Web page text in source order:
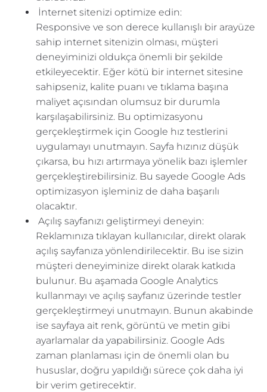
İnternet sitenizi optimize edin:
Responsive ve son derece kullanışlı bir arayüze
sahip internet sitenizin olması, müşteri
deneyiminizi oldukça önemli bir şekilde
etkileyecektir. Eğer kötü bir internet sitesine
sahipseniz, kalite puanı ve tıklama başına
maliyet açısından olumsuz bir durumla
karşılaşabilirsiniz. Bu optimizasyonu
gerçekleştirmek için Google hız testlerini
uygulamayı unutmayın. Sayfa hızınız düşük
çıkarsa, bu hızı artırmaya yönelik bazı işlemler
gerçekleştirebilirsiniz. Bu sayede Google Ads
optimizasyon işleminiz de daha başarılı
olacaktır.
Açılış sayfanızı geliştirmeyi deneyin:
Reklamınıza tıklayan kullanıcılar, direkt olarak
açılış sayfanıza yönlendirilecektir. Bu ise sizin
müşteri deneyiminize direkt olarak katkıda
bulunur. Bu aşamada Google Analytics
kullanmayı ve açılış sayfanız üzerinde testler
gerçekleştirmeyi unutmayın. Bunun akabinde
ise sayfaya ait renk, görüntü ve metin gibi
ayarlamalar da yapabilirsiniz. Google Ads
zaman planlaması için de önemli olan bu
hususlar, doğru yapıldığı sürece çok daha iyi
bir verim getirecektir.